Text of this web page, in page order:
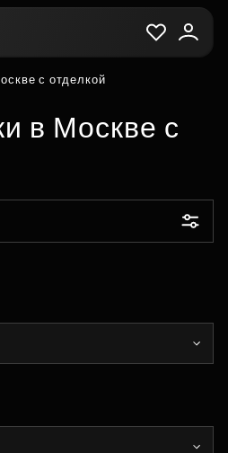
с отделкой
в Москве с